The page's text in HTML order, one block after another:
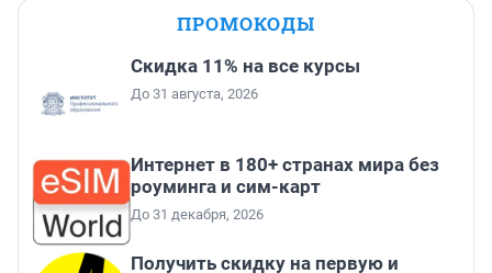
ПРОМОКОДЫ
Скидка 11% на все курсы
До 31 августа, 2026
Интернет в 180+ странах мира без
роуминга и сим-карт
До 31 декабря, 2026
Получить скидку на первую и